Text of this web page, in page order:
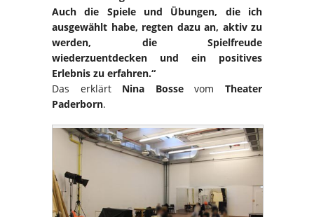
Auch die Spiele und Übungen, die ich
ausgewählt habe, regten dazu an, aktiv zu
werden, die Spielfreude
wiederzuentdecken und ein positives
Erlebnis zu erfahren.“
Das erklärt Nina BossevomTheater
Paderborn.